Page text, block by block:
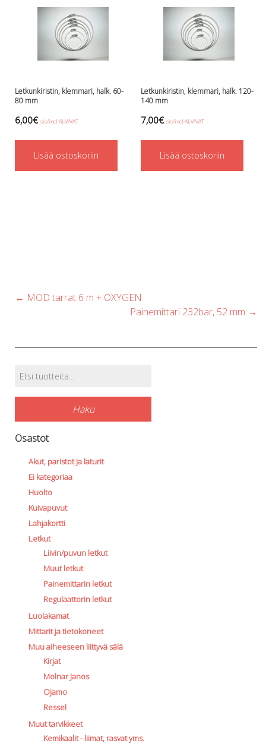
Valaisimet, akkukotelot yms.
Kanisterivalot
Käsivalaisimet ja strobot
Osat ja komponentit
Selkälevyt
Wings ja selkälevytarvikkeet
Letkunkiristin, klemmari, halk. 60-
80 mm
6,00€ sis/incl ALV/VAT
Lisää ostoskoriin
Letkunkiristin, klemmari, halk. 120-
140 mm
7,00€ sis/incl ALV/VAT
Lisää ostoskoriin
Post
← MOD tarrat 6 m + OXYGEN
Painemittari 232bar, 52 mm →
Tuotehaku
Etsi:
Haku
Osastot
Akut, paristot ja laturit
Ei kategoriaa
Huolto
Kuivapuvut
Lahjakortti
Letkut
Liivin/puvun letkut
Muut letkut
Painemittarin letkut
Regulaattorin letkut
Luolakamat
Mittarit ja tietokoneet
Muu aiheeseen liittyvä sälä
Kirjat
Molnar Janos
Ojamo
Ressel
Muut tarvikkeet
Kemikaalit - liimat, rasvat yms.